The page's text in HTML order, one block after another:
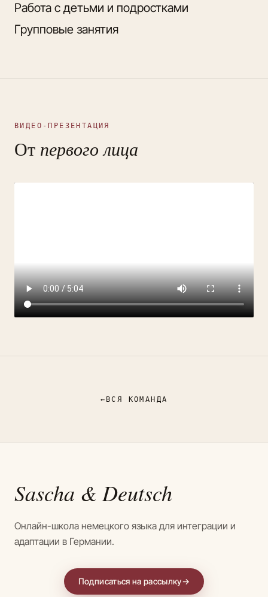
Работа с детьми и подростками
Групповые занятия
ВИДЕО-ПРЕЗЕНТАЦИЯ
От первого лица
← ВСЯ КОМАНДА
Sascha & Deutsch
Онлайн-школа немецкого языка для интеграции и
адаптации в Германии.
Подписаться на рассылку→